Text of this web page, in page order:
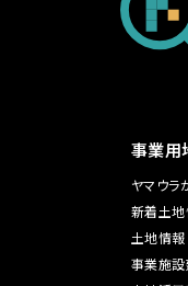
事業用
ヤマウラ
新着土
土地情報
事業施設